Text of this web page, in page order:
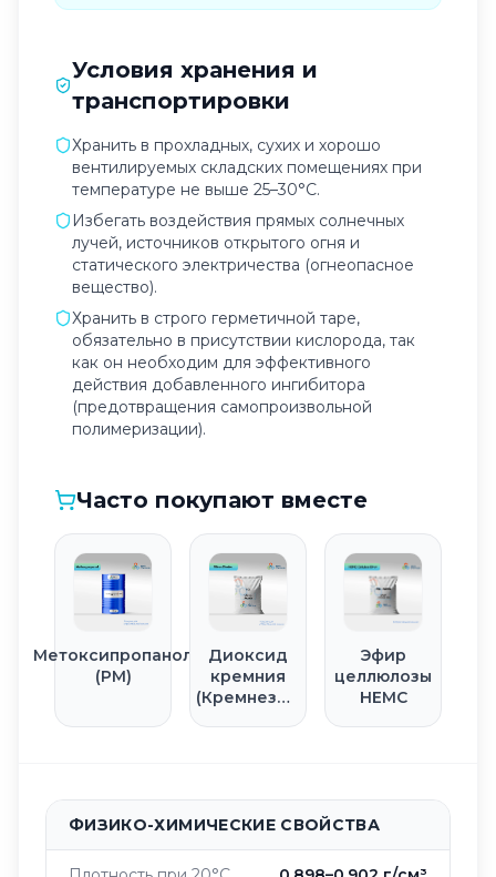
Условия хранения и
транспортировки
Хранить в прохладных, сухих и хорошо
вентилируемых складских помещениях при
температуре не выше 25–30°C.
Избегать воздействия прямых солнечных
лучей, источников открытого огня и
статического электричества (огнеопасное
вещество).
Хранить в строго герметичной таре,
обязательно в присутствии кислорода, так
как он необходим для эффективного
действия добавленного ингибитора
(предотвращения самопроизвольной
полимеризации).
Часто покупают вместе
Метоксипропанол
(PM)
Диоксид
кремния
(Кремнезем
Эфир
целлюлозы
HEMC
ФИЗИКО-ХИМИЧЕСКИЕ СВОЙСТВА